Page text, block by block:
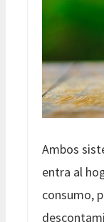
Ambos
entra al
consumo,